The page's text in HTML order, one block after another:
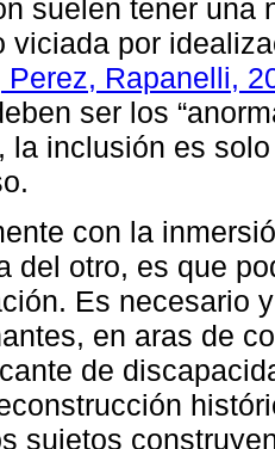
suelen tener una
viciada por
Perez, Rapanelli,
ser los
la inclusión es
con la
del otro, es que
Es necesario
en aras de
de
sujetos